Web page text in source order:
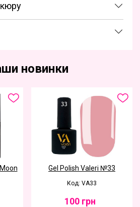
новинки
Gel Polish Valeri №33
Код: VA33
100 грн